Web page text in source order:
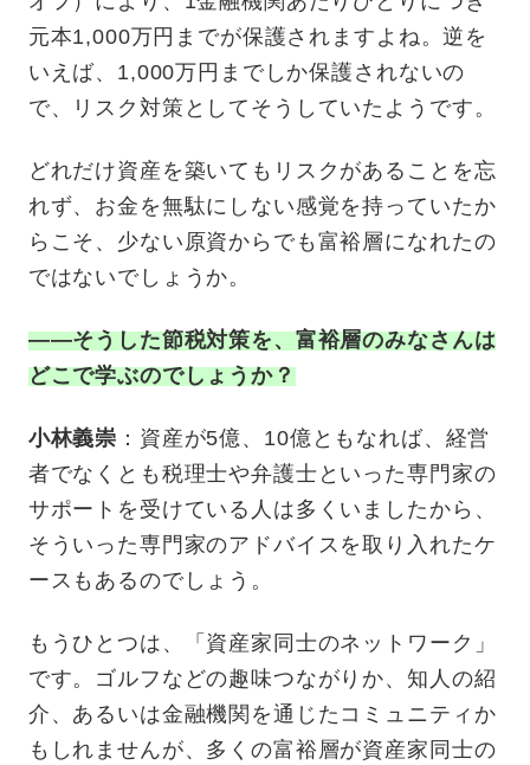
元本1,000万円までが保護されますよね。逆を
いえば、1,000万円までしか保護されないの
で、リスク対策としてそうしていたようです。
どれだけ資産を築いてもリスクがあることを忘
れず、お金を無駄にしない感覚を持っていたか
らこそ、少ない原資からでも富裕層になれたの
ではないでしょうか。
——そうした節税対策を、富裕層のみなさんは
どこで学ぶのでしょうか？
小林義崇 ：資産が5億、10億ともなれば、経営
者でなくとも税理士や弁護士といった専門家の
サポートを受けている人は多くいましたから、
そういった専門家のアドバイスを取り入れたケ
ースもあるのでしょう。
もうひとつは、「資産家同士のネットワーク」
です。ゴルフなどの趣味つながりか、知人の紹
介、あるいは金融機関を通じたコミュニティか
もしれませんが、多くの富裕層が資産家同士の